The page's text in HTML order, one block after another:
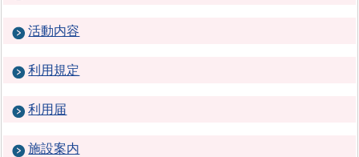
活動内容
利用規定
利用届
施設案内